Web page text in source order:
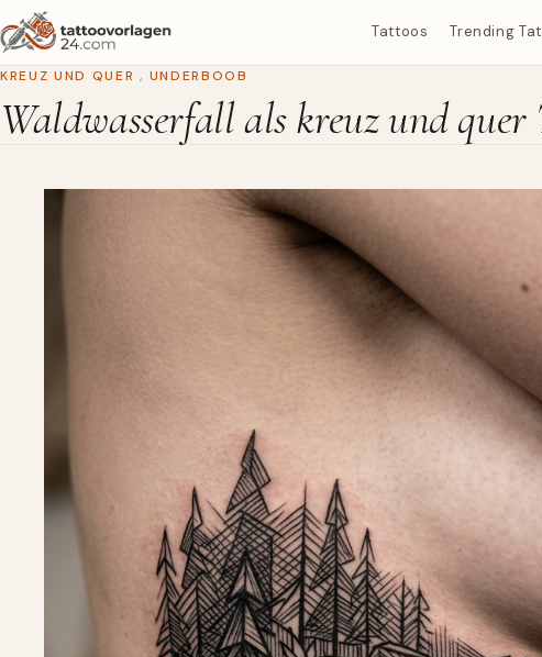
Tattoos Trending
KREUZ UND QUER , UNDERBOOB
Waldwasserfall als kreuz und